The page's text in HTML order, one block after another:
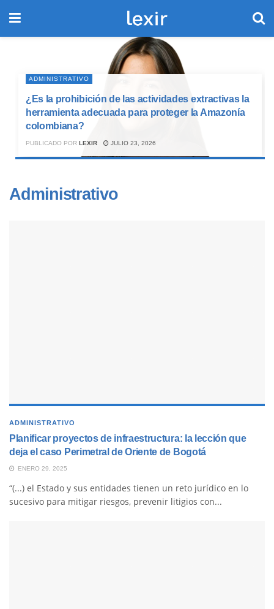
ADMINISTRATIVO
¿Es la prohibición de las actividades extractivas la
herramienta adecuada para proteger la Amazonía
colombiana?
PUBLICADO POR LEXIR JULIO 23, 2026
Administrativo
ADMINISTRATIVO
Planificar proyectos de infraestructura: la lección que
deja el caso Perimetral de Oriente de Bogotá
ENERO 29, 2025
“(...) el Estado y sus entidades tienen un reto jurídico en lo
sucesivo para mitigar riesgos, prevenir litigios con...